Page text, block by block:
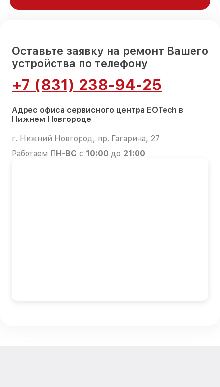
Оставьте заявку на ремонт Вашего
устройства по телефону
+7 (831) 238-94-25
Адрес офиса сервисного центра EOTech в
Нижнем Новгороде
г. Нижний Новгород, пр. Гагарина, 27
Работаем ПН-ВС с 10:00 до 21:00